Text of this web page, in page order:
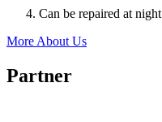
Can be repaired at night
More About Us
Partner